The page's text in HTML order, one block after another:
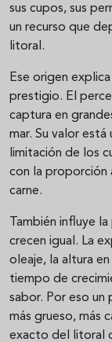
sus cupos, sus
un recurso que
litoral.
Ese origen
prestigio. El
captura en
mar. Su valor
limitación de los
con la proporción
carne.
También influye
crecen igual. La
oleaje, la altura
tiempo de
sabor. Por eso un
más grueso, más
exacto del litoral